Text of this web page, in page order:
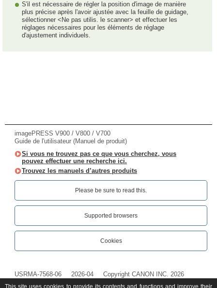
S'il est nécessaire de régler la position d'image de manière
plus précise après l'avoir ajustée avec la feuille de guidage,
sélectionner <Ne pas utilis. le scanner> et effectuer les
réglages nécessaires pour les éléments de réglage
d'ajustement individuels.
imagePRESS V900 / V800 / V700
Guide de l'utilisateur (Manuel de produit)
Si vous ne trouvez pas ce que vous cherchez, vous
pouvez effectuer une recherche ici.
Trouvez les manuels d’autres produits
Please be sure to read this.‎
Supported browsers
Cookies
USRMA-7568-06 2026-04 Copyright CANON INC. 2026
This site uses cookies to provide its contents and functions and improve their